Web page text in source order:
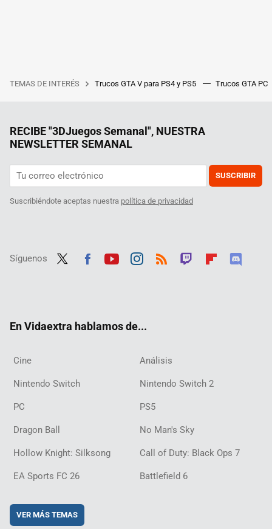
TEMAS DE INTERÉS Trucos GTA V para PS4 y PS5 Trucos GTA PC
RECIBE "3DJuegos Semanal", NUESTRA
NEWSLETTER SEMANAL
SUSCRIBIR
Suscribiéndote aceptas nuestra política de privacidad
Síguenos
En Vidaextra hablamos de...
Cine Análisis
Nintendo Switch Nintendo Switch 2
PC PS5
Dragon Ball No Man's Sky
Hollow Knight: Silksong Call of Duty: Black Ops 7
EA Sports FC 26 Battlefield 6
VER MÁS TEMAS